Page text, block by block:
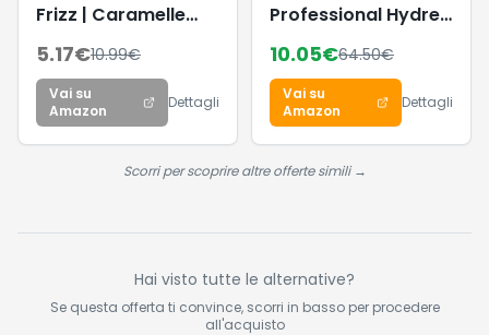
Frizz | Caramelle
Gusto Frutta, Ideali
per Feste, 1 Kg
5.17€10.99€
Vai su
Amazon
Dettagli
Professional Hydre
Conditioner –
Balsamo idratante
profondo per
capelli secchi,
trattati e colorati,
districa e lascia la
10.05€64.50€
Vai su
Amazon
Dettagli
Scorri per scoprire altre offerte simili →
Hai visto tutte le alternative?
Se questa offerta ti convince, scorri in basso per procedere
all'acquisto